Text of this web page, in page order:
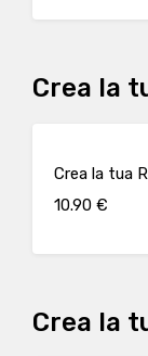
Crea la
Crea la tua
10.90 €
Crea la